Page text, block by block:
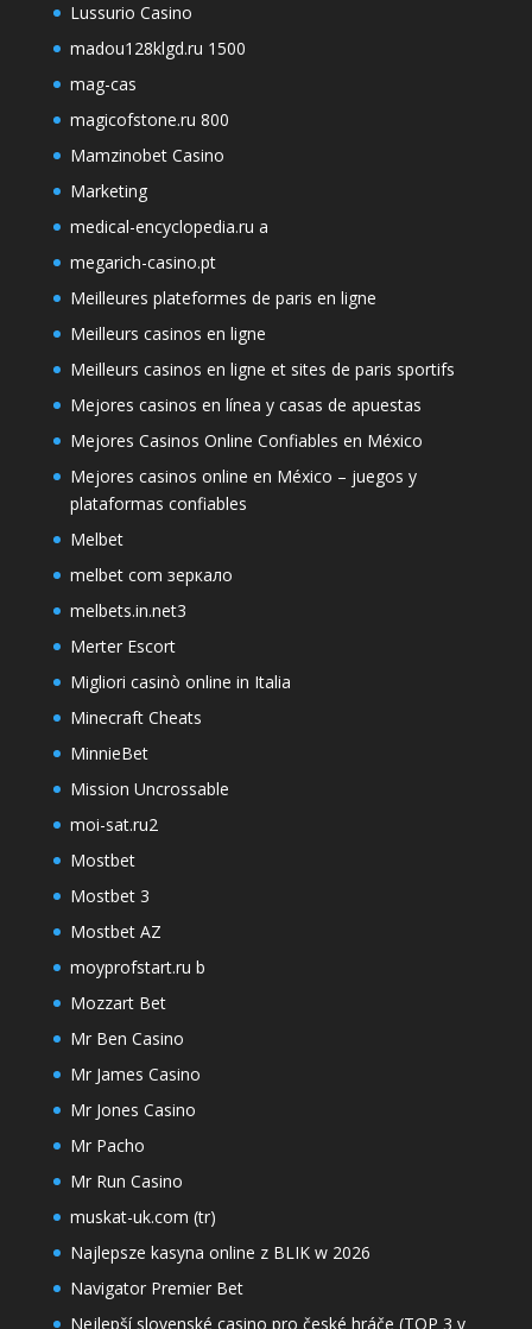
Lussurio Casino
madou128klgd.ru 1500
mag-cas
magicofstone.ru 800
Mamzinobet Casino
Marketing
medical-encyclopedia.ru a
megarich-casino.pt
Meilleures plateformes de paris en ligne
Meilleurs casinos en ligne
Meilleurs casinos en ligne et sites de paris sportifs
Mejores casinos en línea y casas de apuestas
Mejores Casinos Online Confiables en México
Mejores casinos online en México – juegos y
plataformas confiables
Melbet
melbet com зеркало
melbets.in.net3
Merter Escort
Migliori casinò online in Italia
Minecraft Cheats
MinnieBet
Mission Uncrossable
moi-sat.ru2
Mostbet
Mostbet 3
Mostbet AZ
moyprofstart.ru b
Mozzart Bet
Mr Ben Casino
Mr James Casino
Mr Jones Casino
Mr Pacho
Mr Run Casino
muskat-uk.com (tr)
Najlepsze kasyna online z BLIK w 2026
Navigator Premier Bet
Nejlepší slovenské casino pro české hráče (TOP 3 v